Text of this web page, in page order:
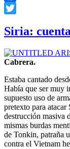
Facebook
Siria:
Cabrera.
Estaba cantado
Había que ser muy
supuesto uso de
pretexto para atacar
destrucción masiva
mismas burdas
de Tonkin, patraña
contra el Vietnam